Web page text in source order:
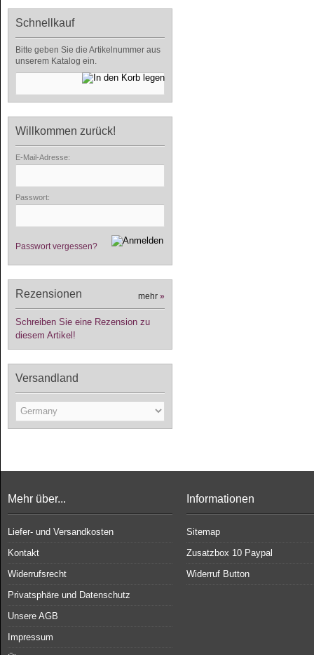
Schnellkauf
Bitte geben Sie die Artikelnummer aus
unserem Katalog ein.
Willkommen zurück!
E-Mail-Adresse:
Passwort:
Passwort vergessen?
Rezensionen mehr »
Schreiben Sie eine Rezension zu
diesem Artikel!
Versandland
Mehr über...
Liefer- und Versandkosten
Kontakt
Widerrufsrecht
Privatsphäre und Datenschutz
Unsere AGB
Impressum
Informationen
Sitemap
Zusatzbox 10 Paypal
Widerruf Button